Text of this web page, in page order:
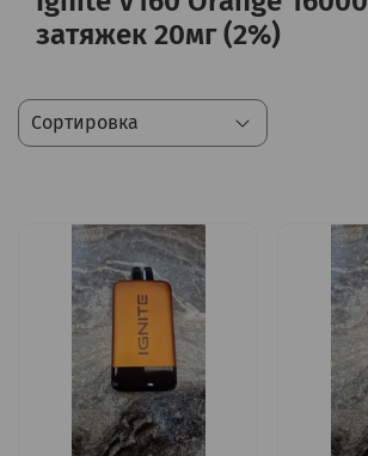
затяжек 20мг (2%)